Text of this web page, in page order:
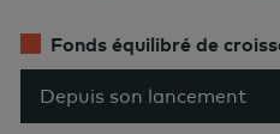
Fonds équilibré de
Depuis son lancement